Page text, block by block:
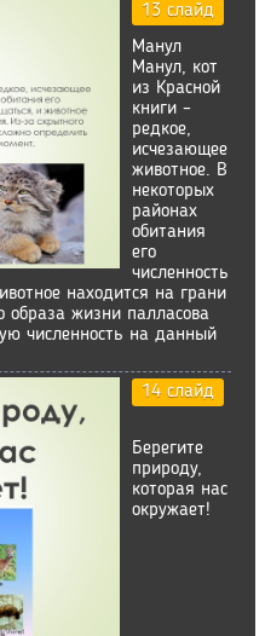
13 слайд
Манул
Манул, кот
из Красной
книги –
редкое,
исчезающее
животное. В
некоторых
районах
обитания
его
численность
находится на грани
образа жизни палласова
численность на данный
14 слайд
Берегите
природу,
которая нас
окружает!